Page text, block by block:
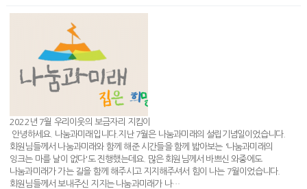
2022년 7월 우리이웃의 보금자리 지킴이
안녕하세요. 나눔과미래입니다.지난 7월은 나눔과미래의 설립기념일이었습니다.
회원님들께서 나눔과미래와 함께 해준 시간들을 함께 밟아보는 '나눔과미래의
잉크는 마를 날이 없다'도 진행했는데요. 많은 회원님께서 바쁘신 와중에도
나눔과미래가 가는 길을 함께 해주시고 지지해주셔서 힘이 나는 7월이었습니다.
회원님들께서 보내주신 지지는 나눔과미래가 나…